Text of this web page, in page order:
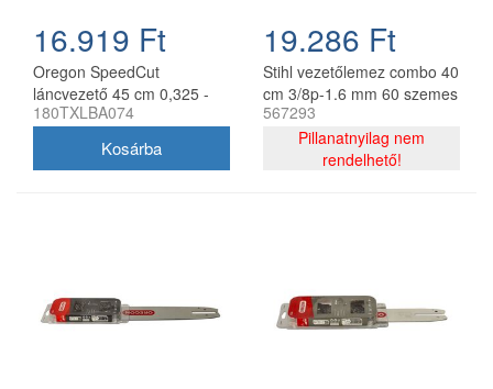
16.919 Ft
Oregon SpeedCut
láncvezető 45 cm 0,325 -
1,3 mm 68 szem Stihl
180TXLBA074
19.286 Ft
Stihl vezetőlemez combo 40
cm 3/8p-1.6 mm 60 szemes
lánccal, Oregon
75DPX060E, 2 db lánc
567293
Pillanatnyilag nem
rendelhető!